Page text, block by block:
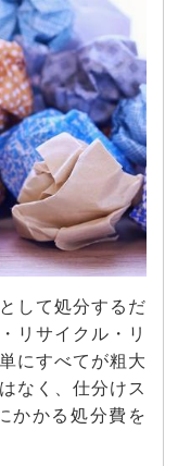
して処分するだ
リサイクル・リ
にすべてが粗大
なく、仕分けス
かかる処分費を